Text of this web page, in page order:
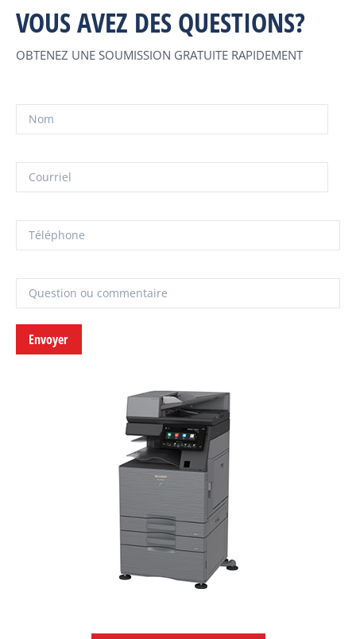
VOUS AVEZ DES QUESTIONS?
OBTENEZ UNE SOUMISSION GRATUITE RAPIDEMENT